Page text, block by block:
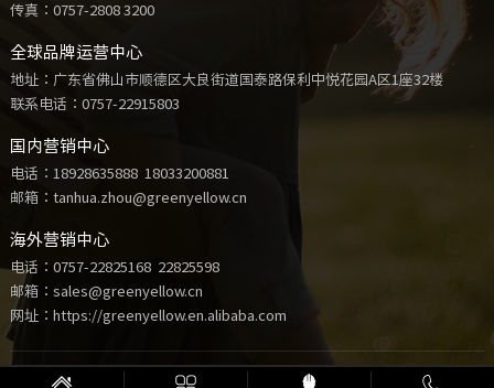
传真：0757-2808 3200
全球品牌运营中心
地址：广东省佛山市顺德区大良街道国泰路保利中悦花园A区1座32楼
联系电话： 0757-22915803
国内营销中心
电话： 18928635888 18033200881
邮箱：tanhua.zhou@greenyellow.cn
海外营销中心
电话： 0757-22825168 22825598
邮箱：sales@greenyellow.cn
网址：https://greenyellow.en.alibaba.com
Copyright © 2021 格林盈璐电器科技有限公司 版权所有 | 粤ICP备16097722